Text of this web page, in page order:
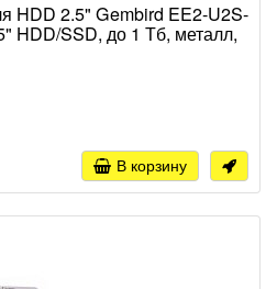
HDD 2.5" Gembird EE2-U2S-
HDD/SSD, до 1 Тб, металл,
В корзину